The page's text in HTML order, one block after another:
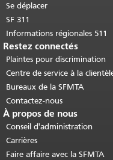
Se déplacer
SF 311
Informations régionales 511
Restez connectés
Plaintes pour discrimination
Centre de service à la
Bureaux de la SFMTA
Contactez-nous
À propos de nous
Conseil d'administration
Carrières
Faire affaire avec la SFMTA